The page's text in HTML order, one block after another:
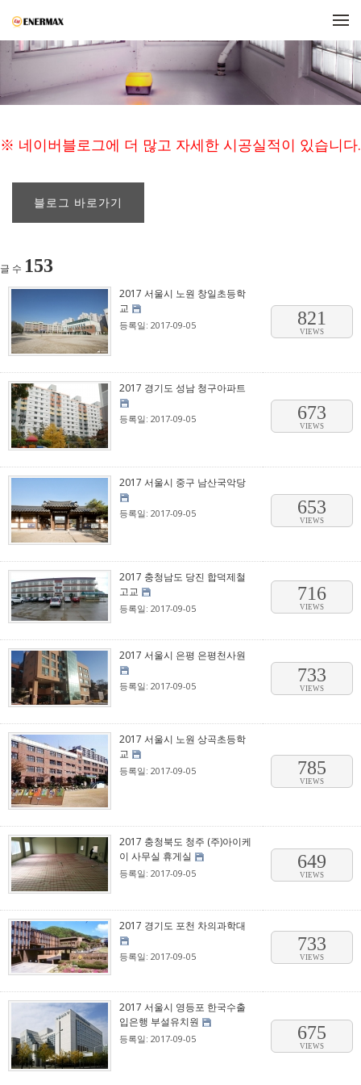
※ 네이버블로그에 더 많고 자세한 시공실적이 있습니다.
블로그 바로가기
글 수 153
2017 서울시 노원 창일초등학
교
등록일: 2017-09-05 821
VIEWS
2017 경기도 성남 청구아파트
등록일: 2017-09-05 673
VIEWS
2017 서울시 중구 남산국악당
등록일: 2017-09-05 653
VIEWS
2017 충청남도 당진 합덕제철
고교
등록일: 2017-09-05
716
VIEWS
2017 서울시 은평 은평천사원
등록일: 2017-09-05
733
VIEWS
2017 서울시 노원 상곡초등학
교
등록일: 2017-09-05 785
VIEWS
2017 충청북도 청주 (주)아이케
이 사무실 휴게실
등록일: 2017-09-05
649
VIEWS
2017 경기도 포천 차의과학대
등록일: 2017-09-05
733
VIEWS
2017 서울시 영등포 한국수출
입은행 부설유치원
등록일: 2017-09-05 675
VIEWS